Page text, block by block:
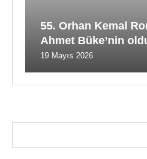
55. Orhan Kemal
Ahmet Büke’nin
19 Mayıs 2026